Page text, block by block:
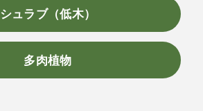
シュラブ（低木）
多肉植物